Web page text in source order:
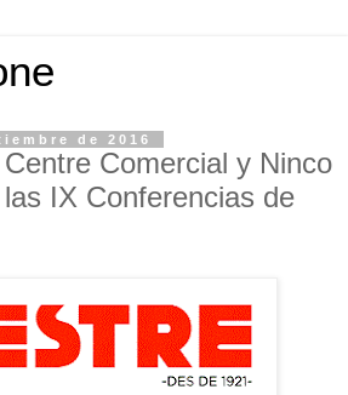
de 2016
Comercial y Ninco
IX Conferencias de